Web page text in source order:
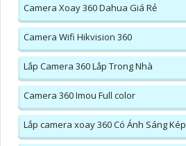
Camera Xoay 360 Dahua Giá Rẻ
Camera Wifi Hikvision 360
Lắp Camera 360 Lắp Trong Nhà
Camera 360 Imou Full color
Lắp camera xoay 360 Có Ánh Sáng Kép